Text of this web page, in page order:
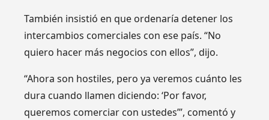
También insistió en que ordenaría detener los
intercambios comerciales con ese país. “No
quiero hacer más negocios con ellos”, dijo.
“Ahora son hostiles, pero ya veremos cuánto les
dura cuando llamen diciendo: ‘Por favor,
queremos comerciar con ustedes’”, comentó y